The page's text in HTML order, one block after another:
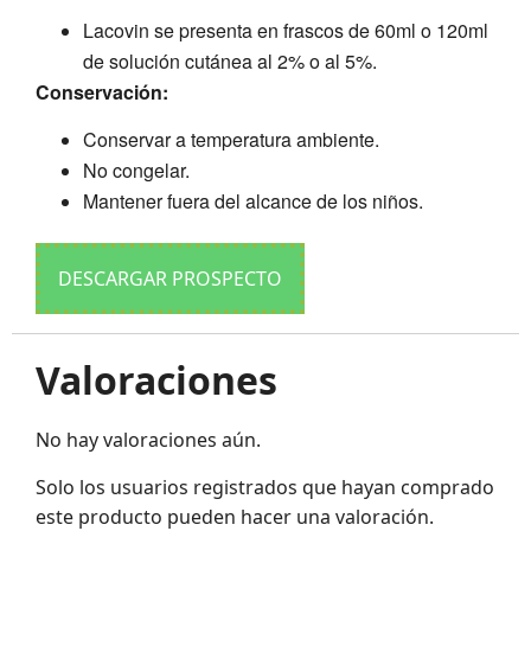
Lacovin se presenta en frascos de 60ml o 120ml
de solución cutánea al 2% o al 5%.
Conservación:
Conservar a temperatura ambiente.
No congelar.
Mantener fuera del alcance de los niños.
DESCARGAR PROSPECTO
Valoraciones
No hay valoraciones aún.
Solo los usuarios registrados que hayan comprado
este producto pueden hacer una valoración.